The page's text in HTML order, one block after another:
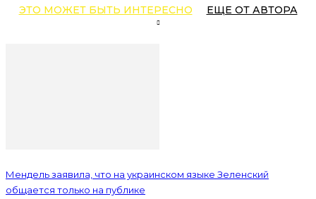
ЭТО МОЖЕТ БЫТЬ ИНТЕРЕСНО ЕЩЕ ОТ АВТОРА
Мендель заявила, что на украинском языке Зеленский
общается только на публике